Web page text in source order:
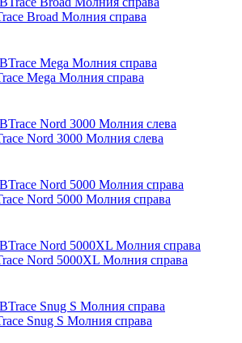
Broad Молния справа
Mega Молния справа
Nord 3000 Молния слева
Nord 5000 Молния справа
Nord 5000XL Молния справа
Snug S Молния справа